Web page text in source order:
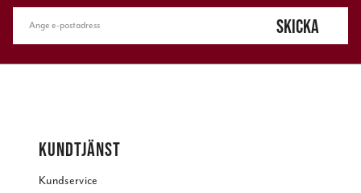
SKICKA
KUNDTJÄNST
Kundservice